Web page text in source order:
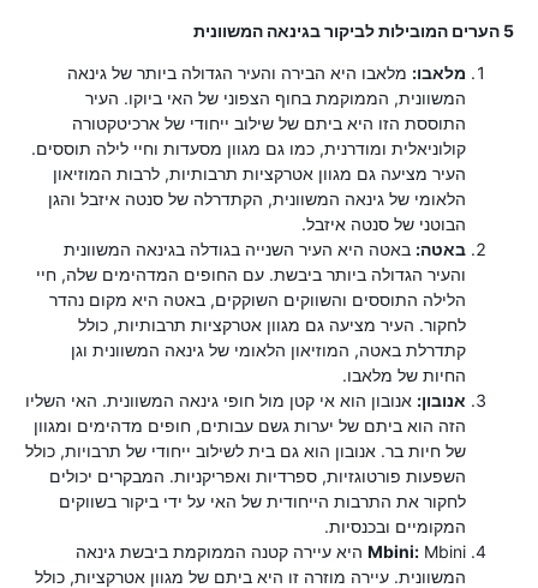
5 הערים המובילות לביקור בגינאה המשוונית
מלאבו: מלאבו היא הבירה והעיר הגדולה ביותר של גינאה
המשוונית, הממוקמת בחוף הצפוני של האי ביוקו. העיר
התוססת הזו היא ביתם של שילוב ייחודי של ארכיטקטורה
קולוניאלית ומודרנית, כמו גם מגוון מסעדות וחיי לילה תוססים.
העיר מציעה גם מגוון אטרקציות תרבותיות, לרבות המוזיאון
הלאומי של גינאה המשוונית, הקתדרלה של סנטה איזבל והגן
הבוטני של סנטה איזבל.
באטה: באטה היא העיר השנייה בגודלה בגינאה המשוונית
והעיר הגדולה ביותר ביבשת. עם החופים המדהימים שלה, חיי
הלילה התוססים והשווקים השוקקים, באטה היא מקום נהדר
לחקור. העיר מציעה גם מגוון אטרקציות תרבותיות, כולל
קתדרלת באטה, המוזיאון הלאומי של גינאה המשוונית וגן
החיות של מלאבו.
אנובון: אנובון הוא אי קטן מול חופי גינאה המשוונית. האי השליו
הזה הוא ביתם של יערות גשם עבותים, חופים מדהימים ומגוון
של חיות בר. אנובון הוא גם בית לשילוב ייחודי של תרבויות, כולל
השפעות פורטוגזיות, ספרדיות ואפריקניות. המבקרים יכולים
לחקור את התרבות הייחודית של האי על ידי ביקור בשווקים
המקומיים ובכנסיות.
Mbini: Mbini היא עיירה קטנה הממוקמת ביבשת גינאה
המשוונית. עיירה מוזרה זו היא ביתם של מגוון אטרקציות, כולל